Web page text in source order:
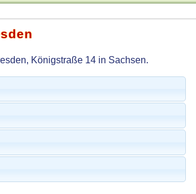
Königstraße 14 in Sachsen.